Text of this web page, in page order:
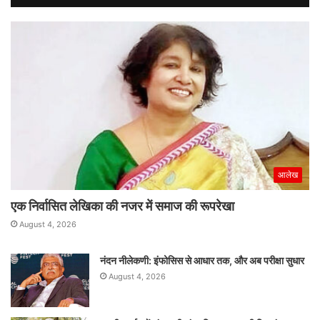
आलेख
एक निर्वासित लेखिका की नजर में समाज की रूपरेखा
August 4, 2026
नंदन नीलेकणी: इंफोसिस से आधार तक, और अब परीक्षा सुधार
August 4, 2026